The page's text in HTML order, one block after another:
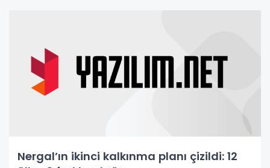
Nergal’ın ikinci kalkınma planı çizildi: 12